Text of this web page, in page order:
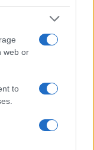
web or
to